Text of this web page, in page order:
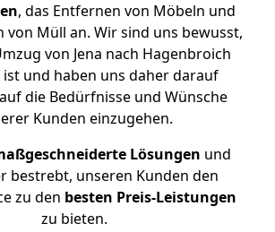
, das Entfernen von Möbeln und
von Müll an. Wir sind uns bewusst,
von Jena nach Hagenbroich
und haben uns daher darauf
die Bedürfnisse und Wünsche
Kunden einzugehen.
Lösungen und
bestrebt, unseren Kunden den
zu den besten Preis-Leistungen
zu bieten.